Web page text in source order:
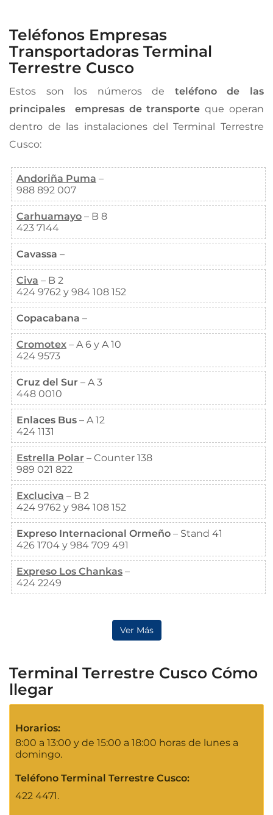
Teléfonos Empresas
Transportadoras Terminal
Terrestre Cusco
Estos son los números de teléfono de las
principales empresas de transporte que operan
dentro de las instalaciones del Terminal Terrestre
Cusco:
Andoriña Puma –
988 892 007
Carhuamayo – B 8
423 7144
Cavassa –
Civa – B 2
424 9762 y 984 108 152
Copacabana –
Cromotex – A 6 y A 10
424 9573
Cruz del Sur – A 3
448 0010
Enlaces Bus – A 12
424 1131
Estrella Polar – Counter 138
989 021 822
Excluciva – B 2
424 9762 y 984 108 152
Expreso Internacional Ormeño – Stand 41
426 1704 y 984 709 491
Expreso Los Chankas –
424 2249
Ver Más
Terminal Terrestre Cusco Cómo
llegar
Horarios:
8:00 a 13:00 y de 15:00 a 18:00 horas de lunes a
domingo.
Teléfono Terminal Terrestre Cusco:
422 4471.